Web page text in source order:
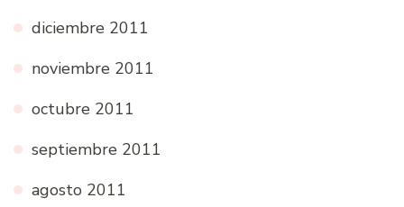
diciembre 2011
noviembre 2011
octubre 2011
septiembre 2011
agosto 2011